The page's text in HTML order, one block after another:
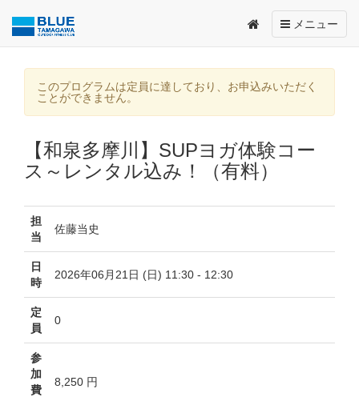
Toggle
navigation
メニュー
このプログラムは定員に達しており、お申込みいただく
ことができません。
【和泉多摩川】SUPヨガ体験コー
ス～レンタル込み！（有料）
担
当
佐藤当史
日
時
2026年06月21日 (日) 11:30 - 12:30
定
員
0
参
加
費
8,250 円